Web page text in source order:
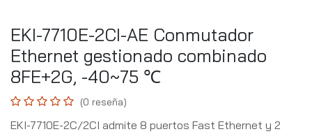
EKI-7710E-2CI-AE Conmutador
Ethernet gestionado combinado
8FE+2G, -40~75 ℃
(0 reseña)
EKI-7710E-2C/2CI admite 8 puertos Fast Ethernet y 2